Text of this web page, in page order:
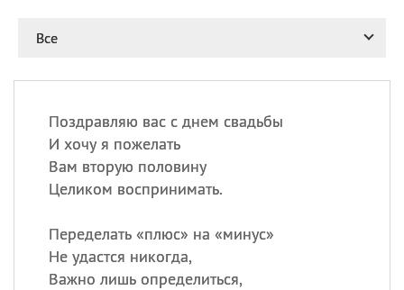
Все
Поздравляю вас с днем свадьбы
И хочу я пожелать
Вам вторую половину
Целиком воспринимать.
Переделать «плюс» на «минус»
Не удастся никогда,
Важно лишь определиться,
Николая Чудотворца
11.08 День полета на
11.08
День Святой Клары —
Сегодня празднуют именины